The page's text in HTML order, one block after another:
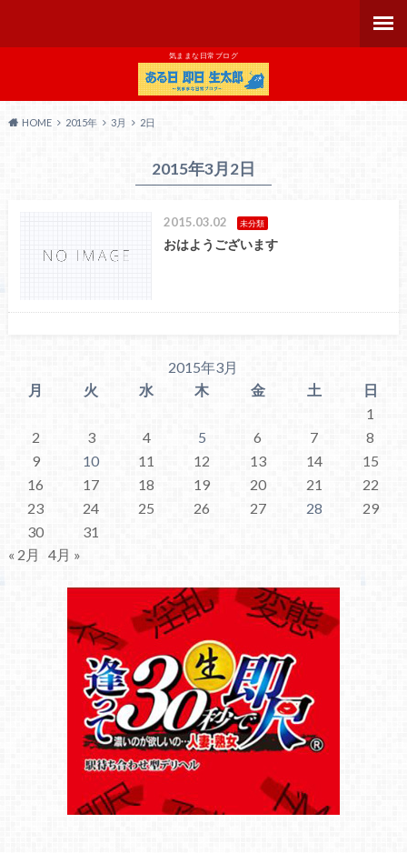
気ままな日常ブログ
HOME 2015年 3月 2日
2015年3月2日
2015.03.02 未分類
おはようございます
2015年3月
月
火 水 木 金 土
日
1
2
3 4 5 6 7
8
9
10 11 12 13 14
15
16
17 18 19 20 21
22
23
24 25 26 27 28
29
30
31
« 2月
4月 »